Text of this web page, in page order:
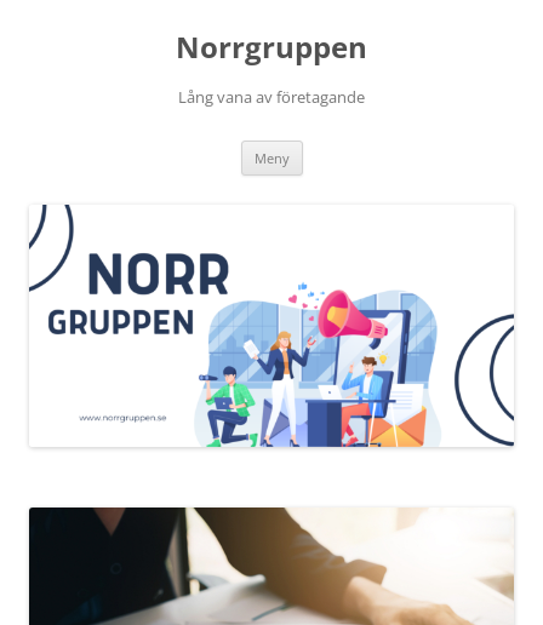
Norrgruppen
Lång vana av företagande
Meny Hoppa
innehåll